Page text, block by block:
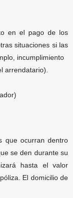
en el pago de los
situaciones si las
incumplimiento
arrendatario).
que ocurran dentro
se den durante su
hasta el valor
El domicilio de